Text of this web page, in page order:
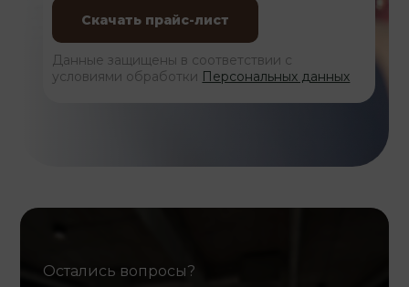
Данные защищены в соответствии с
условиями обработки Персональных данных
Остались вопросы?